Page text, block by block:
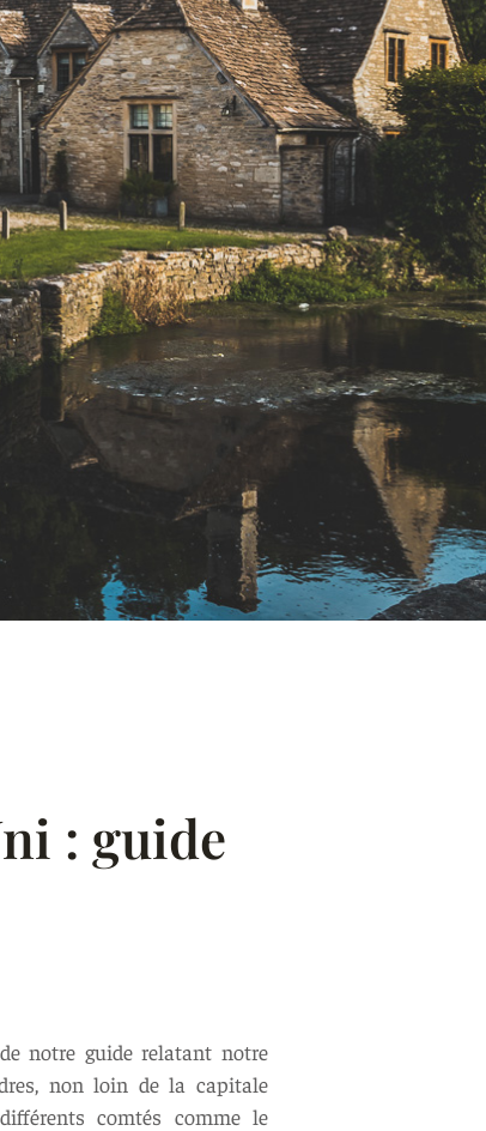
: guide
notre guide relatant notre
non loin de la capitale
comtés comme le